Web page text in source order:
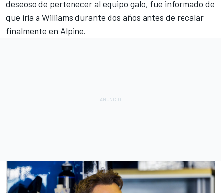
deseoso de pertenecer al equipo galo, fue informado de
que iría a Williams durante dos años antes de recalar
finalmente en Alpine.